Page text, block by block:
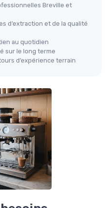
Breville et
d’extraction et de la qualité
au quotidien
sur le long terme
d’expérience terrain